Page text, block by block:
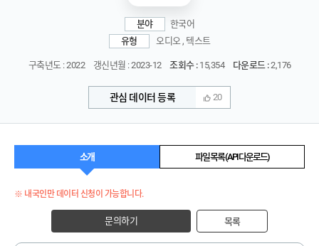
분야
한국어
유형
오디오 , 텍스트
구축년도 : 2022 갱신년월 : 2023-12 조회수 :15,354 다운로드 :2,176
관심 데이터 등록 20
소개 파일 목록 (API 다운로드)
※ 내국인만 데이터 신청이 가능합니다.
문의하기 목록